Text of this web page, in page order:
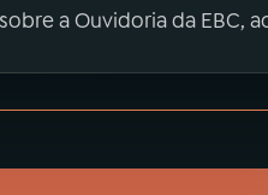
a Ouvidoria da EBC,